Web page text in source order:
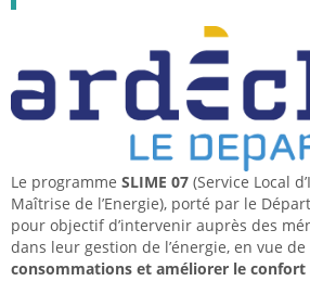
Le programme SLIME 07 (Service Local
Maîtrise de l’Energie), porté par le
pour objectif d’intervenir auprès des
dans leur gestion de l’énergie, en vue de
consommations et améliorer le